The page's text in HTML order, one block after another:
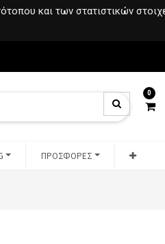
και των στατιστικών
0
ΠΡΟΣΦΟΡΕΣ